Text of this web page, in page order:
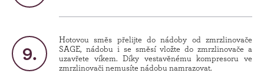
Hotovou směs přelijte do nádoby od zmrzlinovače
SAGE, nádobu i se směsí vložte do zmrzlinovače a
uzavřete víkem. Díky vestavěnému kompresoru ve
zmrzlinovači nemusíte nádobu namrazovat.